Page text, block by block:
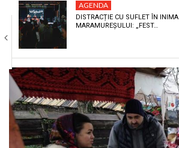
CULTURA
ECONOMIE
SANATATE
SPORT
SPECIAL
POLITIC
AGENDA
DISTRACȚIE CU SUFLET ÎN INIMA
MARAMUREȘULUI: „FEST…